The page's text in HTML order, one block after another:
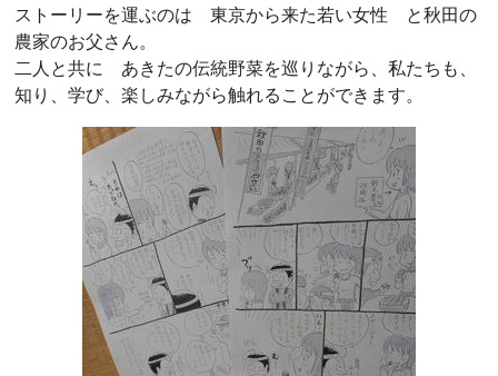
ストーリーを運ぶのは 東京から来た若い女性 と秋田の
農家のお父さん。
二人と共に あきたの伝統野菜を巡りながら、私たちも、
知り、学び、楽しみながら触れることができます。